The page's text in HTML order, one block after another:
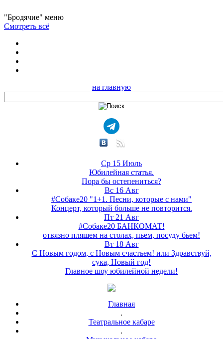
"Бродячие" меню
Смотреть всё
на главную
Ср 15 Июль
Юбилейная статья.
Пора бы остепениться?
Вс 16 Авг
#Собаке20 "1+1. Песни, которые с нами"
Концерт, который больше не повторится.
Пт 21 Авг
#Собаке20 БАНКОМАТ!
отвязно пляшем на столах, пьем, посуду бьем!
Вт 18 Авг
С Новым годом, с Новым счастьем! или Здравствуй,
сука, Новый год!
Главное шоу юбилейной недели!
Главная
.
Театральное кабаре
.